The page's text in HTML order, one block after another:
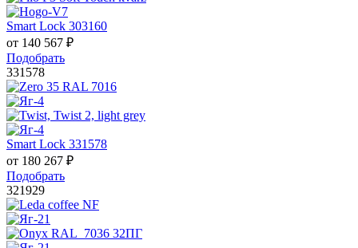
Smart Lock 303160
от 140 567 ₽
Подобрать
331578
Smart Lock 331578
от 180 267 ₽
Подобрать
321929